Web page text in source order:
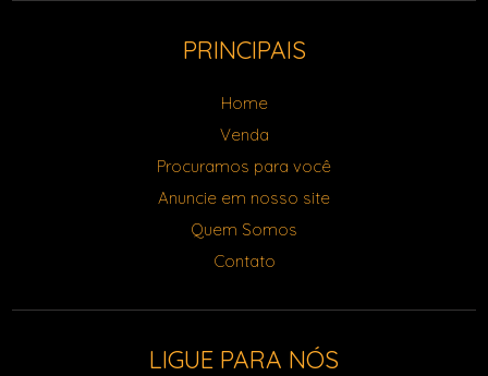
PRINCIPAIS
Home
Venda
Procuramos para você
Anuncie em nosso site
Quem Somos
Contato
LIGUE PARA NÓS